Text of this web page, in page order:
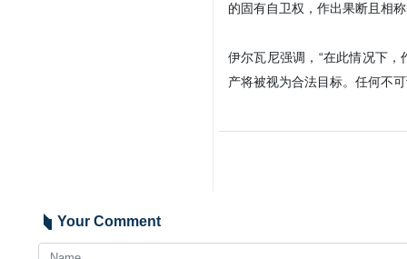
的固有自卫权，作出果断且相
伊尔瓦尼强调，“在此情况下
产将被视为合法目标。任何不
Your Comment